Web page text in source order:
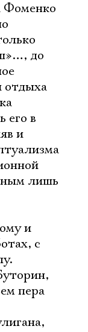
Фоменко
до
отдыха
его в
и
лишь
и
с
пера